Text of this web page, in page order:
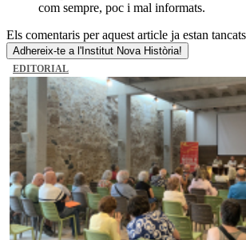
com sempre, poc i mal informats.
Els comentaris per aquest article ja estan
Adhereix-te a l'Institut Nova Història!
EDITORIAL